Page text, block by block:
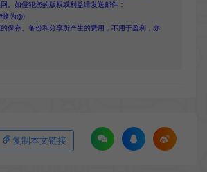
。如侵犯您的版权或利益请发送邮件：
换为@)
保存、备份和分享所产生的费用，不用于盈利，亦
复制本文链接